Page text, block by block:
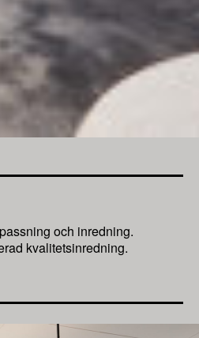
och inredning.
kvalitetsinredning.